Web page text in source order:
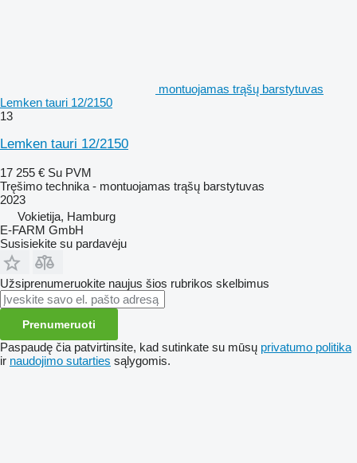
montuojamas trąšų barstytuvas
Lemken tauri 12/2150
13
Lemken tauri 12/2150
17 255 € Su PVM
Tręšimo technika - montuojamas trąšų barstytuvas
2023
Vokietija, Hamburg
E-FARM GmbH
Susisiekite su pardavėju
Užsiprenumeruokite naujus šios rubrikos skelbimus
Prenumeruoti
Paspaudę čia patvirtinsite, kad sutinkate su mūsų privatumo politika
ir naudojimo sutarties sąlygomis.